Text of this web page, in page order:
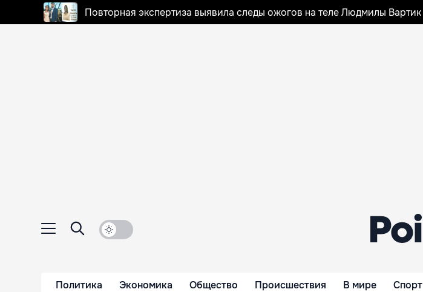
Повторная экспертиза выявила следы ожогов на теле Людмилы Вартик
Политика Экономика Общество Происшествия В мире Спорт